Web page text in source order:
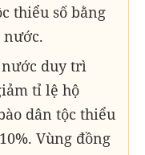
thiểu số bằng
nước.
nước duy trì
tỉ lệ hộ
dân tộc thiểu
Vùng đồng